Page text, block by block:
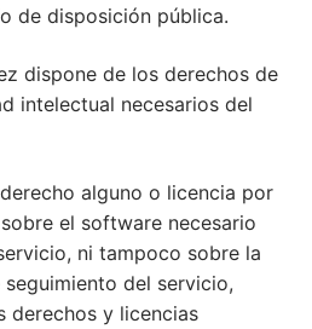
de disposición pública.
dispone de los derechos de
intelectual necesarios del
alguno o licencia por
el software necesario
ni tampoco sobre la
del servicio,
derechos y licencias